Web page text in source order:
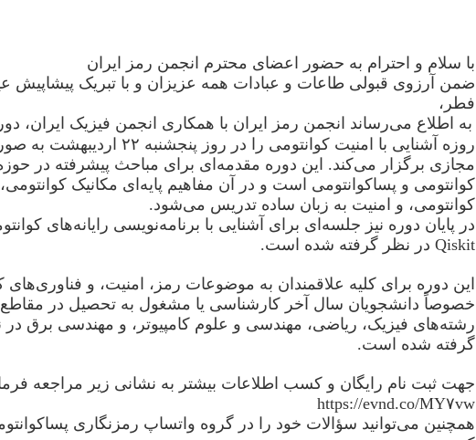
با سلام و احترام به حضور اعضای محترم انجمن رمز ایران
ضمن آرزوی قبولی طاعات و عبادات همه عزیزان و با تبریک پیشاپیش
فطر،
به اطلاع می‌رساند انجمن رمز ایران با همکاری انجمن فیزیک ایران،
روزه آشنایی با امنیت کوانتومی را در روز پنجشنبه ۲۲ اردیبهشت به
مجازی برگزار می‌کند. این دوره مقدمه‌ای برای مباحث پیشرفته در
کوانتومی و پساکوانتومی است و در آن مفاهیم پایه‌ای مکانیک
کوانتومی، و امنیت به زبان ساده تدریس می‌شود.
در پایان دوره نیز جلسه‌ای برای آشنایی با برنامه‌نویسی رایانه‌های
Qiskit در نظر گرفته شده است.
این دوره برای کلیه علاقمندان به موضوعات رمز، امنیت، و فناوری‌های
خصوصاً دانشجویان سال آخر کارشناسی یا مشغول به تحصیل در مقاطع
رشته‌های فیزیک، ریاضی، مهندسی و علوم کامپیوتر، و مهندسی برق در
گرفته شده است.
جهت ثبت نام رایگان و کسب اطلاعات بیشتر به نشانی زیر مراجعه
https://evnd.co/MY۷vw
همچنین می‌توانید سؤالات خود را در گروه‌ واتساپ رمزنگاری